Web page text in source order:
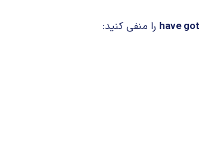
have got را منفی کنید: